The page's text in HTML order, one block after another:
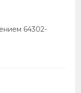
64302-